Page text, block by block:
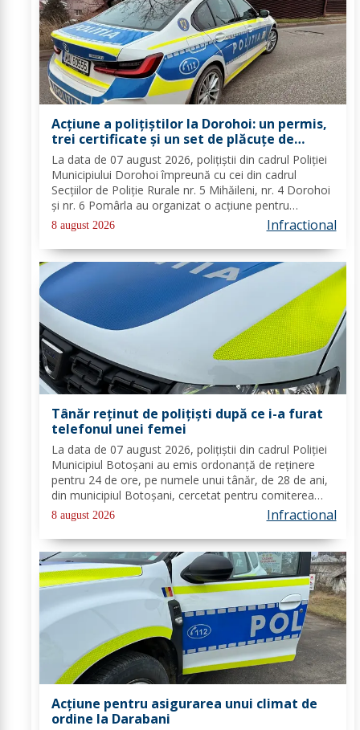
Acțiune a polițiștilor la Dorohoi: un permis,
trei certificate și un set de plăcuțe de
înmatriculare reținute
La data de 07 august 2026, polițiștii din cadrul Poliției
Municipiului Dorohoi împreună cu cei din cadrul
Secțiilor de Poliție Rurale nr. 5 Mihăileni, nr. 4 Dorohoi
și nr. 6 Pomârla au organizat o acțiune pentru
prevenirea și combaterea faptelor de natură penală și
contravențională, verificarea...
8 august 2026 Infractional
Tânăr reținut de polițiști după ce i-a furat
telefonul unei femei
La data de 07 august 2026, polițiștii din cadrul Poliției
Municipiul Botoșani au emis ordonanță de reținere
pentru 24 de ore, pe numele unui tânăr, de 28 de ani,
din municipiul Botoșani, cercetat pentru comiterea
infracțiunii de furt. În urma probatoriului administrat,
s-a stabilit faptul că, în...
8 august 2026 Infractional
Acțiune pentru asigurarea unui climat de
ordine la Darabani